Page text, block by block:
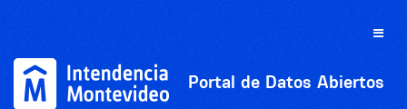
Toggle
Portal de Datos Abiertos